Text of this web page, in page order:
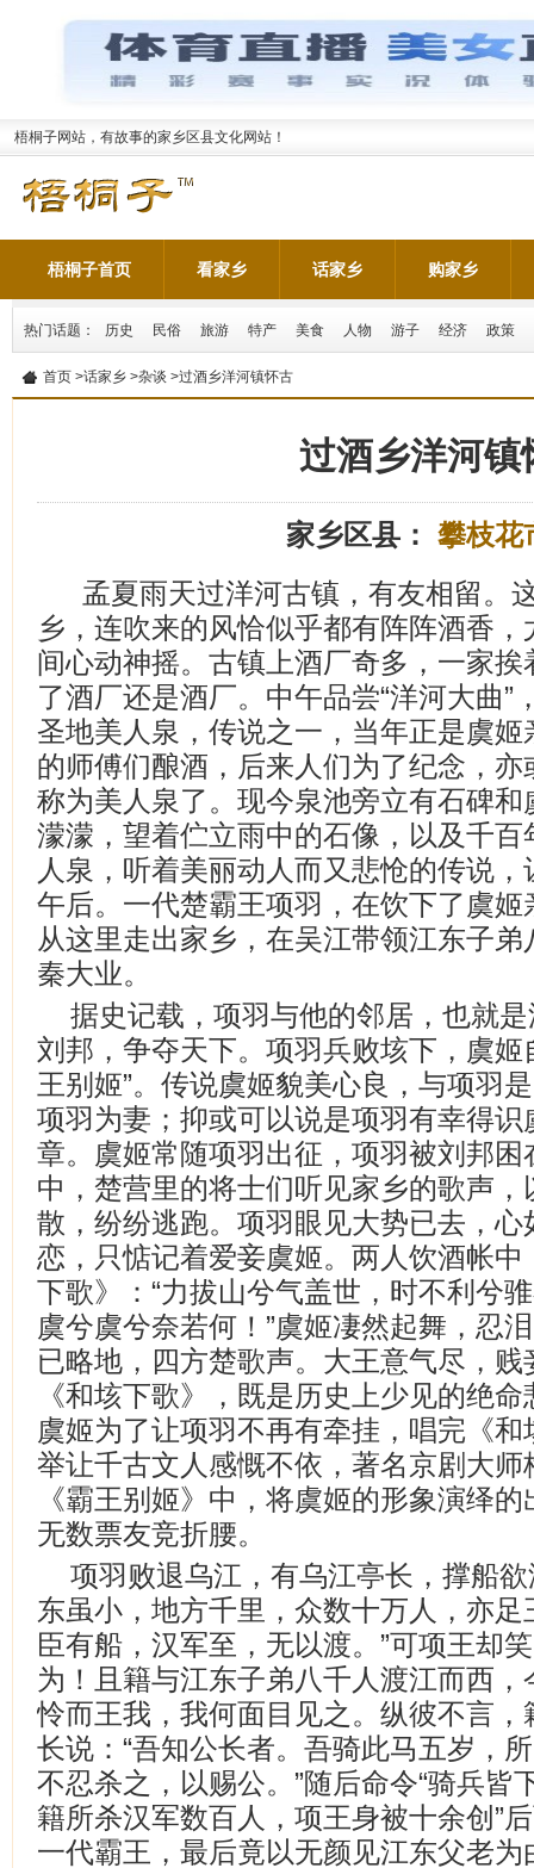
梧桐子网站，有故事的家乡区县文化网站！
梧桐子首页 看家乡 话家乡 购家乡
热门话题： 历史 民俗 旅游 特产 美食 人物 游子 经济 政策
首页 >话家乡 >杂谈 >过酒乡洋河镇怀古
过酒乡洋河镇
家乡区县： 攀枝花
孟夏雨天过洋河古镇，有友相留。
乡，连吹来的风恰似乎都有阵阵酒香
间心动神摇。古镇上酒厂奇多，一家
了酒厂还是酒厂。中午品尝“洋河大曲”
圣地美人泉，传说之一，当年正是虞
的师傅们酿酒，后来人们为了纪念，
称为美人泉了。现今泉池旁立有石碑
濛濛，望着伫立雨中的石像，以及千
人泉，听着美丽动人而又悲怆的传说
午后。一代楚霸王项羽，在饮下了虞
从这里走出家乡，在吴江带领江东子
秦大业。
据史记载，项羽与他的邻居，也就
刘邦，争夺天下。项羽兵败垓下，虞姬
王别姬”。传说虞姬貌美心良，与项羽
项羽为妻；抑或可以说是项羽有幸得
章。虞姬常随项羽出征，项羽被刘邦困
中，楚营里的将士们听见家乡的歌声
散，纷纷逃跑。项羽眼见大势已去，
恋，只惦记着爱妾虞姬。两人饮酒帐
下歌》：“力拔山兮气盖世，时不利兮
虞兮虞兮奈若何！”虞姬凄然起舞，忍
已略地，四方楚歌声。大王意气尽，贱
《和垓下歌》，既是历史上少见的绝
虞姬为了让项羽不再有牵挂，唱完《
举让千古文人感慨不依，著名京剧大
《霸王别姬》中，将虞姬的形象演绎
无数票友竞折腰。
项羽败退乌江，有乌江亭长，撑船
东虽小，地方千里，众数十万人，亦
臣有船，汉军至，无以渡。”可项王却
为！且籍与江东子弟八千人渡江而西
怜而王我，我何面目见之。纵彼不言，
长说：“吾知公长者。吾骑此马五岁，
不忍杀之，以赐公。”随后命令“骑兵皆
籍所杀汉军数百人，项王身被十余创”
一代霸王，最后竟以无颜见江东父老